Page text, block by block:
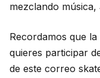
mezclando
Recordamos que
quieres participar
de este correo